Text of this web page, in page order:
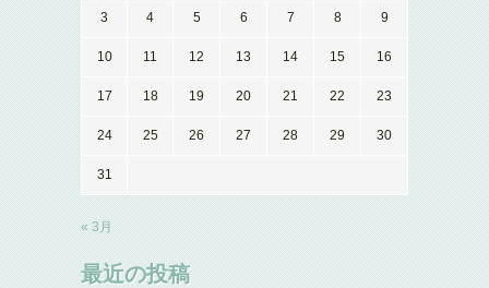
3 4 5 6 7 8 9
10 11 12 13 14 15 16
17 18 19 20 21 22 23
24 25 26 27 28 29 30
31
« 3月
最近の投稿